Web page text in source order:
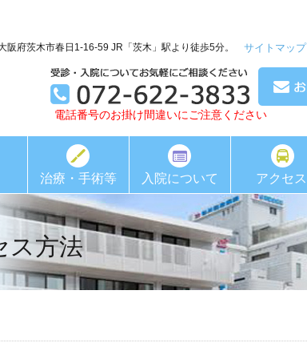
阪府茨木市春日1-16-59 JR「茨木」駅より徒歩5分。 サイトマップ
電話番号のお掛け間違いにご注意ください
治療・手術等 入院について アクセス
ス方法